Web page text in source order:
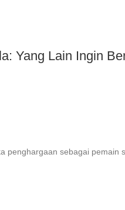
Yang Lain Ingin
penghargaan sebagai